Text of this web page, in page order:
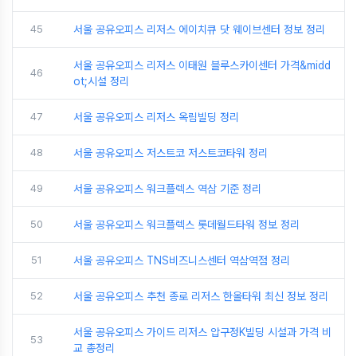
45 서울 공유오피스 리저스 에이치큐 닷 웨이브센터 정보 정리
46
서울 공유오피스 리저스 이태원 블루스카이센터 가격&midd
ot;시설 정리
47 서울 공유오피스 리저스 옥림빌딩 정리
48 서울 공유오피스 저스트코 저스트코타워 정리
49 서울 공유오피스 워크플렉스 역삼 기준 정리
50 서울 공유오피스 워크플렉스 롯데월드타워 정보 정리
51 서울 공유오피스 TNS비즈니스센터 역삼역점 정리
52 서울 공유오피스 추천 종로 리저스 한올타워 최신 정보 정리
53
서울 공유오피스 가이드 리저스 압구정K빌딩 시설과 가격 비
교 총정리